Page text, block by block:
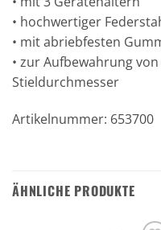
• hochwertiger
• mit abriebfesten
• zur Aufbewahrung
Stieldurchmesser
Artikelnummer: 653700
ÄHNLICHE PRODUKTE